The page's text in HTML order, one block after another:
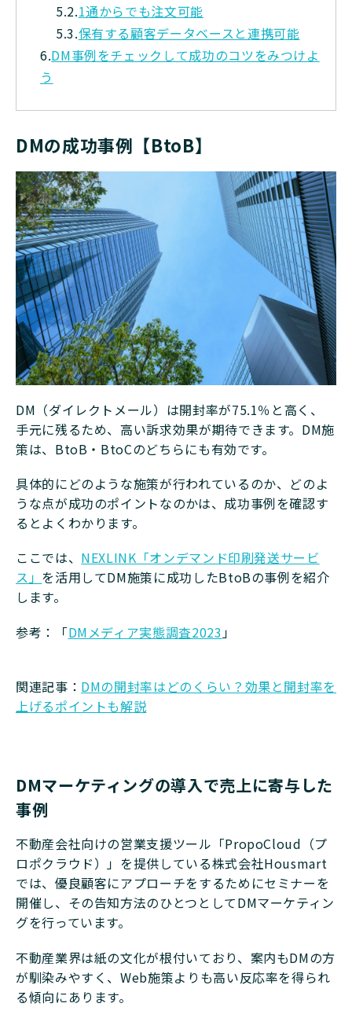
5.2.1通からでも注文可能
5.3.保有する顧客データベースと連携可能
6.DM事例をチェックして成功のコツをみつけよ
う
DMの成功事例【BtoB】
DM（ダイレクトメール）は開封率が75.1％と高く、
手元に残るため、高い訴求効果が期待できます。DM施
策は、BtoB・BtoCのどちらにも有効です。
具体的にどのような施策が行われているのか、どのよ
うな点が成功のポイントなのかは、成功事例を確認す
るとよくわかります。
ここでは、 NEXLINK「オンデマンド印刷発送サービ
ス」 を活用してDM施策に成功したBtoBの事例を紹介
します。
参考：「DMメディア実態調査2023 」
関連記事： DMの開封率はどのくらい？効果と開封率を
上げるポイントも解説
DMマーケティングの導入で売上に寄与した
事例
不動産会社向けの営業支援ツール「PropoCloud（プ
ロポクラウド）」を提供している株式会社Housmart
では、優良顧客にアプローチをするためにセミナーを
開催し、その告知方法のひとつとしてDMマーケティン
グを行っています。
不動産業界は紙の文化が根付いており、案内もDMの方
が馴染みやすく、Web施策よりも高い反応率を得られ
る傾向にあります。